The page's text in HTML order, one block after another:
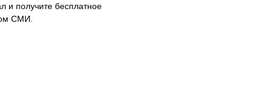
и получите бесплатное
СМИ.